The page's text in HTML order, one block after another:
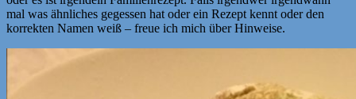
mal was ähnliches gegessen hat oder ein Rezept kennt oder den
korrekten Namen weiß – freue ich mich über Hinweise.